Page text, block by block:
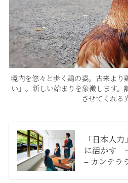
境内を悠々と歩く鶏の姿。古来より
い」。新しい始まりを象徴します。
させてくれる
「日本人
に活かす
– カンテラ